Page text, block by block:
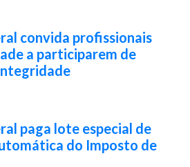
convida profissionais
a participarem de
paga lote especial de
do Imposto de